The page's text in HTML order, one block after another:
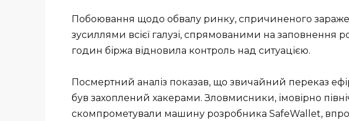
Побоювання щодо обвалу ринку, спричиненого
зусиллями всієї галузі, спрямованими на заповнення
годин біржа відновила контроль над ситуацією.
Посмертний аналіз показав, що звичайний переказ
був захоплений хакерами. Зловмисники, імовірно
скомпрометували машину розробника SafeWallet,